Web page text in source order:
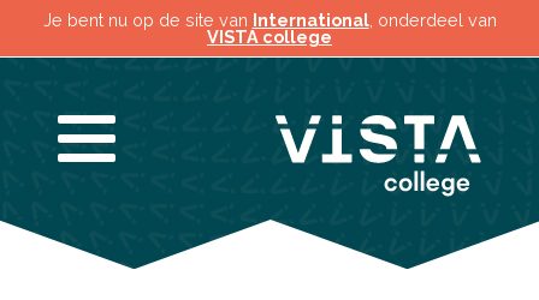
Je bent nu op de site van International, onderdeel van
VISTA college